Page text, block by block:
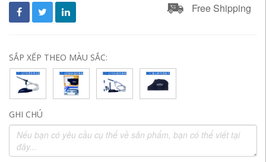
Free Shipping
SẮP XẾP THEO MÀU SẮC:
GHI CHÚ